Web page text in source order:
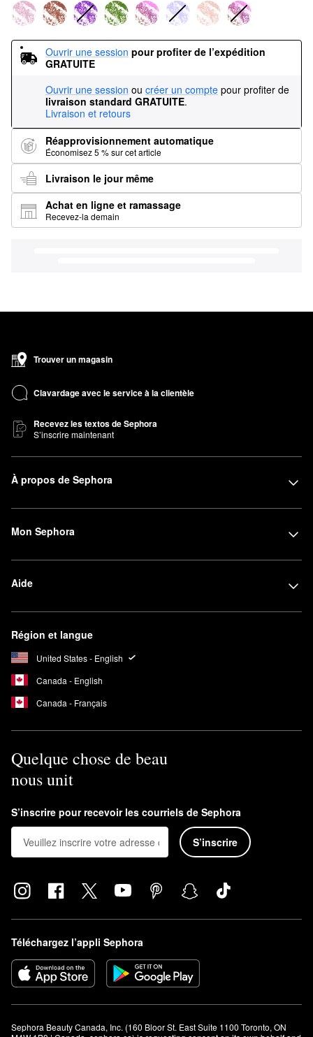
Ouvrir une session pour profiter de l’expédition
GRATUITE
Ouvrir une session ou créer un compte pour profiter de
livraison standard GRATUITE.
Livraison et retours
Réapprovisionnement automatique
Économisez 5 % sur cet article
Livraison le jour même
Achat en ligne et ramassage
Recevez-la demain
Trouver un magasin
Clavardage avec le service à la clientèle
Recevez les textos de Sephora
S’inscrire maintenant
À propos de Sephora
Mon Sephora
Aide
Région et langue
United States - English
Canada - English
Canada - Français
Quelque chose de beau
nous unit
S’inscrire pour recevoir les courriels de Sephora
S’inscrire
Téléchargez l’appli Sephora
Sephora Beauty Canada, Inc. (160 Bloor St. East Suite 1100 Toronto, ON